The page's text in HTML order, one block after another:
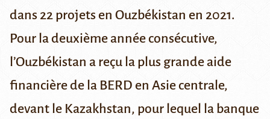
dans 22 projets en Ouzbékistan en 2021.
Pour la deuxième année consécutive,
l’Ouzbékistan a reçu la plus grande aide
financière de la BERD en Asie centrale,
devant le Kazakhstan, pour lequel la banque